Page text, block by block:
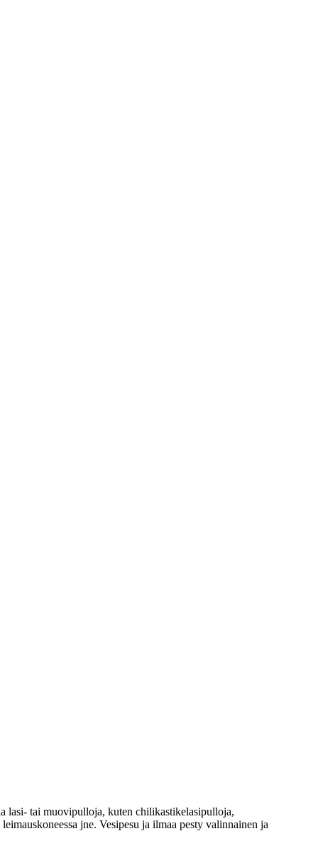
​​lasi- tai muovipulloja, kuten chilikastikelasipulloja,
jne. Vesipesu ja ilmaa pesty valinnainen ja